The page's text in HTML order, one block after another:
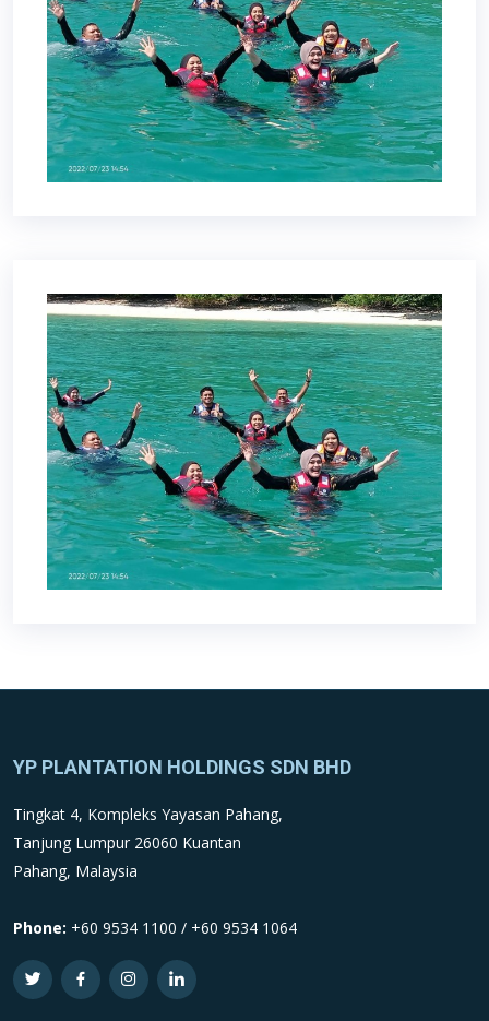
YP PLANTATION HOLDINGS SDN BHD
Tingkat 4, Kompleks Yayasan Pahang,
Tanjung Lumpur 26060 Kuantan
Pahang, Malaysia
Phone: +60 9534 1100 / +60 9534 1064